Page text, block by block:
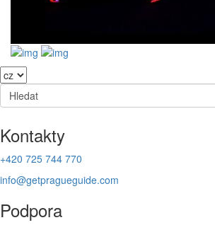
Kontakty
+420 725 744 770
info@getpragueguide.com
Podpora